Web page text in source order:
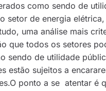
como sendo de
setor de energia
uma análise mais
que todos os setores
sendo de utilidade
estão sujeitos a
ponto a se atentar é